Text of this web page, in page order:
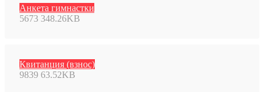
Анкета гимнастки
5673 348.26KB
Квитанция (взнос)
9839 63.52KB